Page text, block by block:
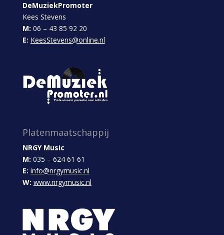
DeMuziekPromoter
Kees Stevens
M: 06 – 43 85 92 20
E: KeesStevens@online.nl
Platenmaatschappij
NRGY Music
M: 035 – 624 61 61
E: info@nrgymusic.nl
W: www.nrgymusic.nl